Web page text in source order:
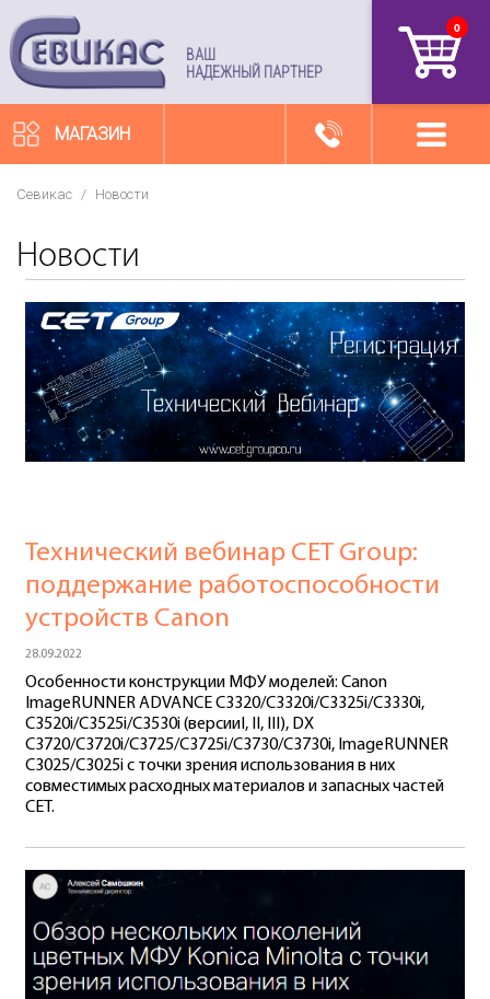
ВАШ
НАДЕЖНЫЙ ПАРТНЕР
0
МАГАЗИН
Севикас / Новости
Новости
Технический вебинар СЕТ Group:
поддержание работоспособности
устройств Canon
28.09.2022
Особенности конструкции МФУ моделей: Canon
ImageRUNNER ADVANCE C3320/C3320i/C3325i/C3330i,
C3520i/C3525i/C3530i (версииI, II, III), DX
C3720/C3720i/C3725/C3725i/C3730/C3730i, ImageRUNNER
C3025/C3025i с точки зрения использования в них
совместимых расходных материалов и запасных частей
CET.